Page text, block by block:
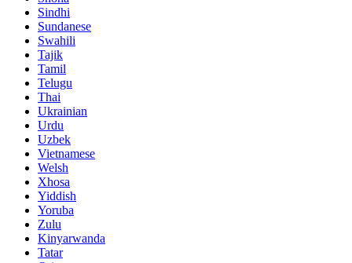
Sindhi
Sundanese
Swahili
Tajik
Tamil
Telugu
Thai
Ukrainian
Urdu
Uzbek
Vietnamese
Welsh
Xhosa
Yiddish
Yoruba
Zulu
Kinyarwanda
Tatar